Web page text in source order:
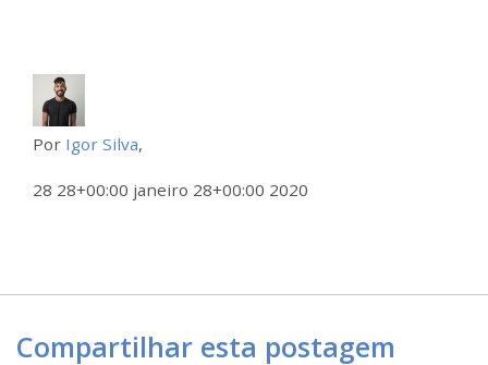
Por Igor Silva,
28 28+00:00 janeiro 28+00:00 2020
Compartilhar esta postagem